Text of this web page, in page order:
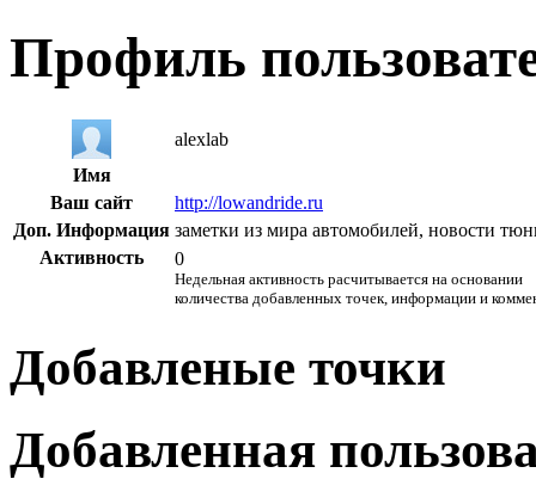
Профиль
alexlab
Имя
Ваш сайт
http://lowandride.ru
Доп. Информация заметки из мира автомобилей, новости
Активность
0
Недельная активность расчитывается на основании
количества добавленных точек, информации и
Добавленые точки
Добавленная